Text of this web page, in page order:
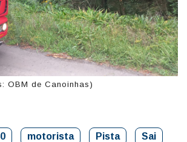
OBM de Canoinhas)
motorista Pista
Sai